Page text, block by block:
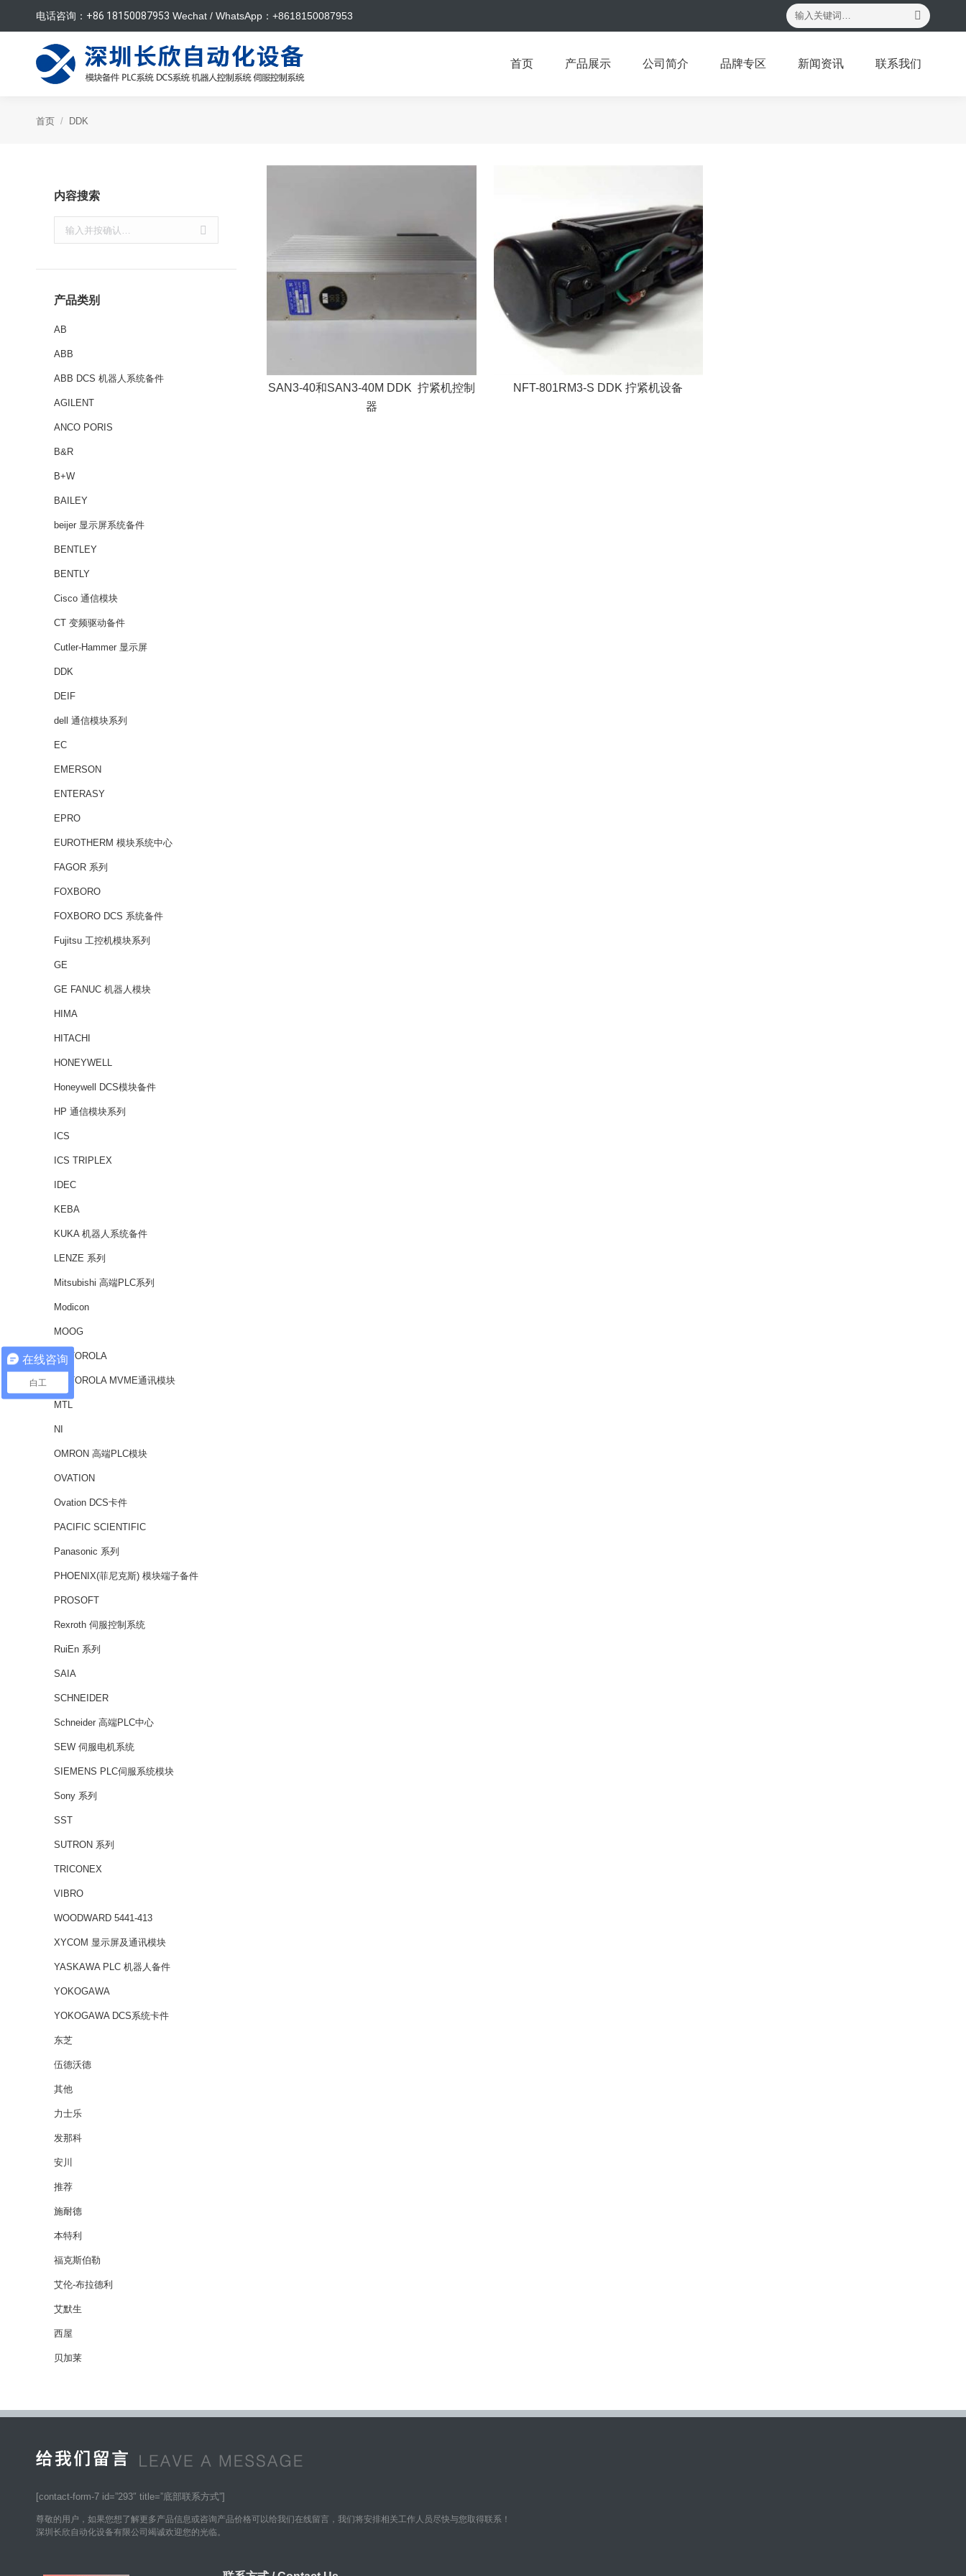
电话咨询： +86 18150087953 Wechat / WhatsApp：+8618150087953
搜
索：
首页 产品展示 公司简介 品牌专区 新闻资讯 联系我们
首页 DDK
SAN3-40和SAN3-40M DDK 拧紧机控制
器
NFT-801RM3-S DDK 拧紧机设备
内容搜索
索：
产品类别
AB
ABB
ABB DCS 机器人系统备件
AGILENT
ANCO PORIS
B&R
B+W
BAILEY
beijer 显示屏系统备件
BENTLEY
BENTLY
Cisco 通信模块
CT 变频驱动备件
Cutler-Hammer 显示屏
DDK
DEIF
dell 通信模块系列
EC
EMERSON
ENTERASY
EPRO
EUROTHERM 模块系统中心
FAGOR 系列
FOXBORO
FOXBORO DCS 系统备件
Fujitsu 工控机模块系列
GE
GE FANUC 机器人模块
HIMA
HITACHI
HONEYWELL
Honeywell DCS模块备件
HP 通信模块系列
ICS
ICS TRIPLEX
IDEC
KEBA
KUKA 机器人系统备件
LENZE 系列
Mitsubishi 高端PLC系列
Modicon
MOOG
MOTOROLA
MOTOROLA MVME通讯模块
MTL
NI
OMRON 高端PLC模块
OVATION
Ovation DCS卡件
PACIFIC SCIENTIFIC
Panasonic 系列
PHOENIX(菲尼克斯) 模块端子备件
PROSOFT
Rexroth 伺服控制系统
RuiEn 系列
SAIA
SCHNEIDER
Schneider 高端PLC中心
SEW 伺服电机系统
SIEMENS PLC伺服系统模块
Sony 系列
SST
SUTRON 系列
TRICONEX
VIBRO
WOODWARD 5441-413
XYCOM 显示屏及通讯模块
YASKAWA PLC 机器人备件
YOKOGAWA
YOKOGAWA DCS系统卡件
东芝
伍德沃德
其他
力士乐
发那科
安川
推荐
施耐德
本特利
福克斯伯勒
艾伦-布拉德利
艾默生
西屋
贝加莱
[contact-form-7 id=”293″ title=”底部联系方式”]
尊敬的用户，如果您想了解更多产品信息或咨询产品价格可以给我们在线留言，我们将安排相关工作人员尽快与您取得联系！
深圳长欣自动化设备有限公司竭诚欢迎您的光临。
在线咨询
白工